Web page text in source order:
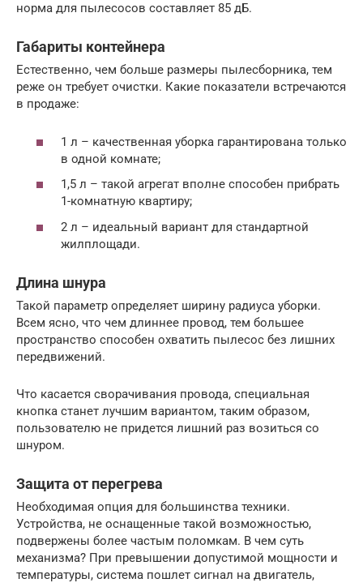
норма для пылесосов составляет 85 дБ.
Габариты контейнера
Естественно, чем больше размеры пылесборника, тем
реже он требует очистки. Какие показатели встречаются
в продаже:
1 л – качественная уборка гарантирована только
в одной комнате;
1,5 л – такой агрегат вполне способен прибрать
1-комнатную квартиру;
2 л – идеальный вариант для стандартной
жилплощади.
Длина шнура
Такой параметр определяет ширину радиуса уборки.
Всем ясно, что чем длиннее провод, тем большее
пространство способен охватить пылесос без лишних
передвижений.
Что касается сворачивания провода, специальная
кнопка станет лучшим вариантом, таким образом,
пользователю не придется лишний раз возиться со
шнуром.
Защита от перегрева
Необходимая опция для большинства техники.
Устройства, не оснащенные такой возможностью,
подвержены более частым поломкам. В чем суть
механизма? При превышении допустимой мощности и
температуры, система пошлет сигнал на двигатель,